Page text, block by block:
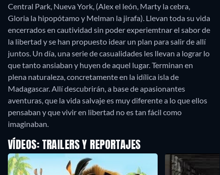
Central Park, Nueva York, (Alex el león, Marty la cebra,
Gloria la hipopótamo y Melman la jirafa). Llevan toda su vida
encerrados en cautividad sin poder experiemtnar el sabor de
la libertad y se han propuesto idear un plan para salir de allí
juntos. Un día, una serie de casualidades les llevan a lograr lo
que tanto ansiaban y huyen de aquel lugar. Terminan en
plena naturaleza, concretamente en la idílica isla de
Madagascar. Allí descubrirán, a base de apasionantes
aventuras, que la vida salvaje es muy diferente a lo que ellos
pensaban y que vivir en libertad no es tan fácil como
imaginaban.
VÍDEOS: TRAILERS Y REPORTAJES